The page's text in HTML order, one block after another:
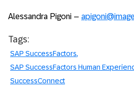
Alessandra Pigoni –
Tags:
SAP SuccessFactors
SAP SuccessFactors Human
SuccessConnect